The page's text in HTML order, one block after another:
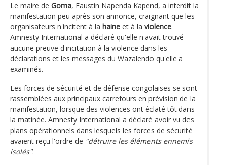
Le maire de Goma, Faustin Napenda Kapend, a interdit la
manifestation peu après son annonce, craignant que les
organisateurs n'incitent à la haine et à la violence.
Amnesty International a déclaré qu'elle n'avait trouvé
aucune preuve d'incitation à la violence dans les
déclarations et les messages du Wazalendo qu'elle a
examinés.
Les forces de sécurité et de défense congolaises se sont
rassemblées aux principaux carrefours en prévision de la
manifestation, lorsque des violences ont éclaté tôt dans
la matinée. Amnesty International a déclaré avoir vu des
plans opérationnels dans lesquels les forces de sécurité
avaient reçu l'ordre de "détruire les éléments ennemis
isolés".